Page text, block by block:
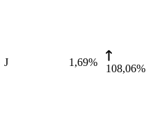
J 1,69%
108,06%